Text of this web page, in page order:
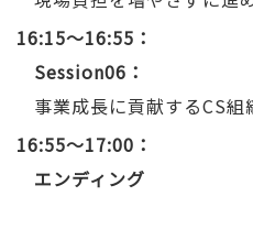
16:15～16:55
Session06：
事業成長に貢献するCS
16:55～17:00
エンディング